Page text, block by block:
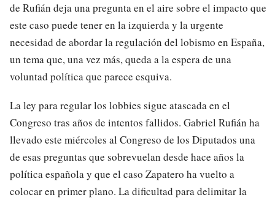
de Rufián deja una pregunta en el aire sobre el impacto que
este caso puede tener en la izquierda y la urgente
necesidad de abordar la regulación del lobismo en España,
un tema que, una vez más, queda a la espera de una
voluntad política que parece esquiva.
La ley para regular los lobbies sigue atascada en el
Congreso tras años de intentos fallidos. Gabriel Rufián ha
llevado este miércoles al Congreso de los Diputados una
de esas preguntas que sobrevuelan desde hace años la
política española y que el caso Zapatero ha vuelto a
colocar en primer plano. La dificultad para delimitar la